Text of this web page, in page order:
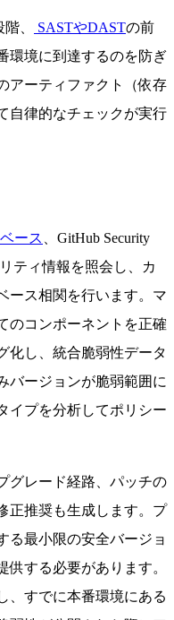
、 SASTやDASTの前
環境に到達するのを防ぎ
アーティファクト（依存
自律的なチェックが実行
ース
、GitHub Security
ティ情報を照会し、カ
ース相関を行います。マ
のコンポーネントを正確
化し、統合脆弱性データ
バージョンが脆弱範囲に
イプを分析してポリシー
グレード経路、パッチの
正推奨も生成します。プ
る最小限の安全バージョ
供する必要があります。
、すでに本番環境にある